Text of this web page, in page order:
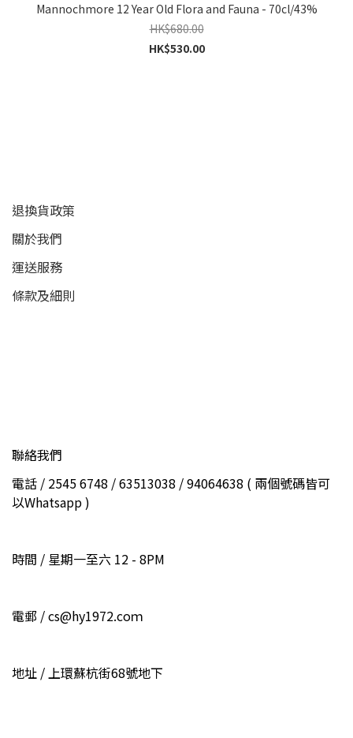
Mannochmore 12 Year Old Flora and Fauna - 70cl/43%
HK$680.00
HK$530.00
退換貨政策
關於我們
運送服務
條款及細則
聯絡我們
電話 / 2545 6748 / 63513038 / 94064638 ( 兩個號碼皆可
以Whatsapp )
時間 / 星期一至六 12 - 8PM
電郵 / cs@hy1972.coｍ
地址 / 上環蘇杭街68號地下